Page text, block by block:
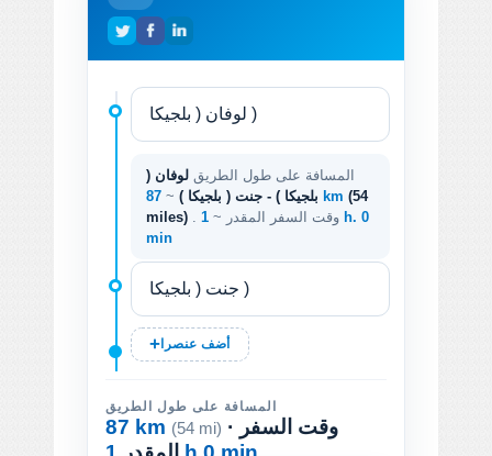
المسافة على طول الطريق لوفان (
بلجيكا ) - جنت ( بلجيكا ) ~ 87 km (54
miles)
. وقت السفر المقدر ~ 1 h. 0
min
أضف عنصرا
المسافة على طول الطريق
87 km (54 mi) · وقت السفر